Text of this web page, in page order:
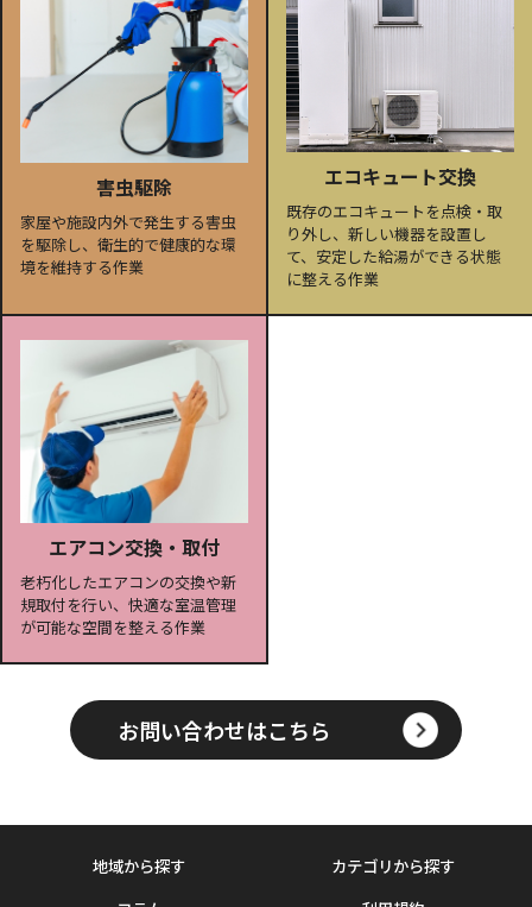
害虫駆除
家屋や施設内外で発生する害虫
を駆除し、衛生的で健康的な環
境を維持する作業
エコキュート交換
既存のエコキュートを点検・取
り外し、新しい機器を設置し
て、安定した給湯ができる状態
に整える作業
エアコン交換・取付
老朽化したエアコンの交換や新
規取付を行い、快適な室温管理
が可能な空間を整える作業
お問い合わせはこちら
地域から探す
カテゴリから探す